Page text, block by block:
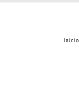
Inicio